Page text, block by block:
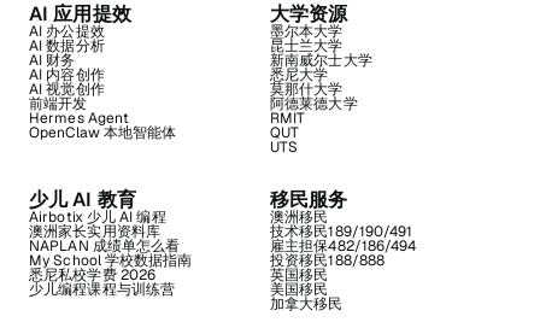
AI 应用提效
AI 办公提效
AI 数据分析
AI 财务
AI 内容创作
AI 视觉创作
前端开发
Hermes Agent
OpenClaw 本地智能体
大学资源
墨尔本大学
昆士兰大学
新南威尔士大学
悉尼大学
莫那什大学
阿德莱德大学
RMIT
QUT
UTS
少儿 AI 教育
Airbotix 少儿 AI 编程
澳洲家长实用资料库
NAPLAN 成绩单怎么看
My School 学校数据指南
悉尼私校学费 2026
少儿编程课程与训练营
移民服务
澳洲移民
技术移民189/190/491
雇主担保482/186/494
投资移民188/888
英国移民
美国移民
加拿大移民